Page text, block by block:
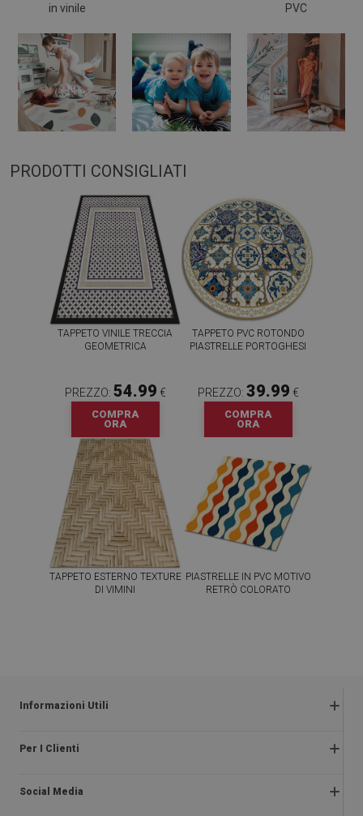
in vinile
PVC
PRODOTTI CONSIGLIATI
TAPPETO VINILE TRECCIA
GEOMETRICA
PREZZO: 54.99 €
COMPRA
ORA
TAPPETO PVC ROTONDO
PIASTRELLE PORTOGHESI
PREZZO: 39.99 €
COMPRA
ORA
TAPPETO ESTERNO TEXTURE
DI VIMINI
PIASTRELLE IN PVC MOTIVO
RETRÒ COLORATO
Informazioni Utili
Termini e condizioni
Reclami e restituzioni
Per I Clienti
Chi Siamo
Social Media